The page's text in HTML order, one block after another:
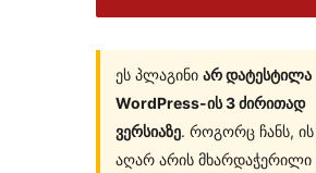
ეს პლაგინი არ დატესტილა
WordPress-ის 3 ძირითად
ვერსიაზე. როგორც ჩანს, ის
აღარ არის მხარდაჭერილი